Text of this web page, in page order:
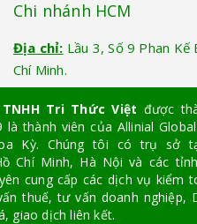
Chi nhánh HCM
Địa chỉ: Lầu 3, Số 9 Phan
Chí Minh.
Tri Thức Việt được
là thành viên của Allinial
Kỳ. Chúng tôi có trụ sở
Chí Minh, Hà Nội và các
cung cấp các dịch vụ kiểm
thuế, tư vấn doanh nghiệp,
giao dịch liên kết.